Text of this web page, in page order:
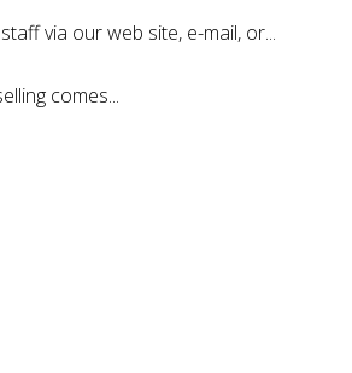
via our web site, e-mail, or...
comes...